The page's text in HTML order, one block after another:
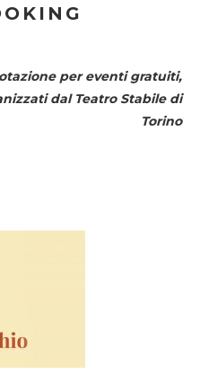
per eventi gratuiti,
dal Teatro Stabile di
Torino